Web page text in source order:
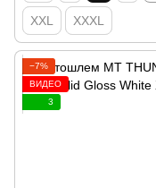
XXL XXXL
−7%
ВИДЕО
3